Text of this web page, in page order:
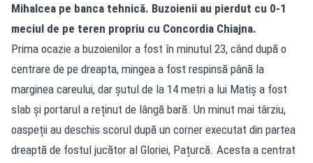
Mihalcea pe banca tehnică. Buzoienii au pierdut cu 0-1
meciul de pe teren propriu cu Concordia Chiajna.
Prima ocazie a buzoienilor a fost în minutul 23, când după o
centrare de pe dreapta, mingea a fost respinsă până la
marginea careului, dar șutul de la 14 metri a lui Matiș a fost
slab și portarul a reținut de lângă bară. Un minut mai târziu,
oaspeții au deschis scorul după un corner executat din partea
dreaptă de fostul jucător al Gloriei, Pațurcă. Acesta a centrat